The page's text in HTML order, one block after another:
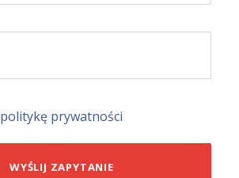
politykę prywatności